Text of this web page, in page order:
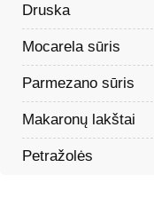
Druska
Mocarela sūris
Parmezano sūris
Makaronų lakštai
Petražolės